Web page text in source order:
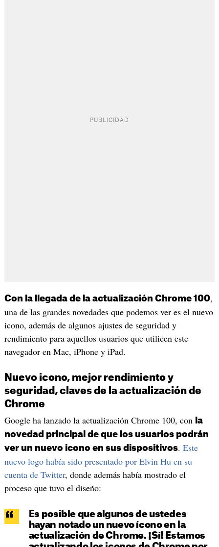
Con la llegada de la actualización Chrome 100,
una de las grandes novedades que podemos ver es el nuevo
icono, además de algunos ajustes de seguridad y
rendimiento para aquellos usuarios que utilicen este
navegador en Mac, iPhone y iPad.
Nuevo icono, mejor rendimiento y
seguridad, claves de la actualización de
Chrome
Google ha lanzado la actualización Chrome 100, con
la
novedad principal de que los usuarios podrán
ver un nuevo icono en sus dispositivos. Este
nuevo logo había sido presentado por Elvin Hu en su
cuenta de Twitter, donde además había mostrado el
proceso que tuvo el diseño:
Es posible que algunos de ustedes
hayan notado un nuevo ícono en la
actualización de Chrome. ¡Sí! Estamos